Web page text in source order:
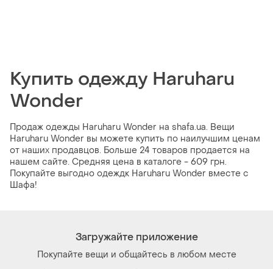
Купить одежду Haruharu
Wonder
Продаж одежды Haruharu Wonder на shafa.ua. Вещи
Haruharu Wonder вы можете купить по наилучшим ценам
от наших продавцов. Больше 24 товаров продается на
нашем сайте. Средняя цена в каталоге - 609 грн.
Покупайте выгодно одеждк Haruharu Wonder вместе с
Шафа!
Загружайте приложение
Покупайте вещи и общайтесь в любом месте